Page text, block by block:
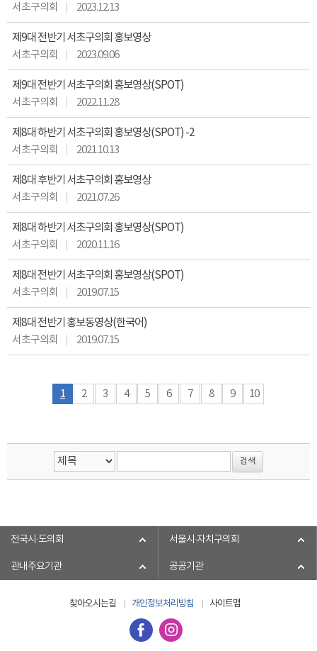
서초구의회
2023.12.13
제9대 전반기 서초구의회 홍보영상
서초구의회
2023.09.06
제9대 전반기 서초구의회 홍보영상(SPOT)
서초구의회
2022.11.28
제8대 하반기 서초구의회 홍보영상(SPOT) -2
서초구의회
2021.10.13
제8대 후반기 서초구의회 홍보영상
서초구의회
2021.07.26
제8대 하반기 서초구의회 홍보영상(SPOT)
서초구의회
2020.11.16
제8대 전반기 서초구의회 홍보영상(SPOT)
서초구의회
2019.07.15
제8대 전반기 홍보동영상(한국어)
서초구의회
2019.07.15
1 2 3 4 5 6 7 8 9 10
전국시·도의회 서울시·자치구의회
관내주요기관 공공기관
찾아오시는길 개인정보처리방침 사이트맵